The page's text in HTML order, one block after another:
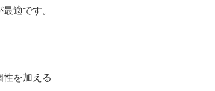
適です。
性を加える